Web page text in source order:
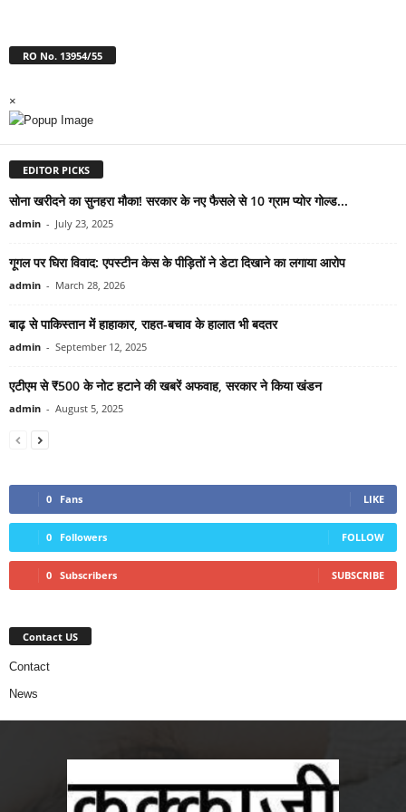
RO No. 13954/55
×
EDITOR PICKS
सोना खरीदने का सुनहरा मौका! सरकार के नए फैसले से 10 ग्राम प्योर गोल्ड...
admin - July 23, 2025
गूगल पर घिरा विवाद: एपस्टीन केस के पीड़ितों ने डेटा दिखाने का लगाया आरोप
admin - March 28, 2026
बाढ़ से पाकिस्तान में हाहाकार, राहत-बचाव के हालात भी बदतर
admin - September 12, 2025
एटीएम से ₹500 के नोट हटाने की खबरें अफवाह, सरकार ने किया खंडन
admin - August 5, 2025
0 Fans LIKE
0 Followers FOLLOW
0 Subscribers SUBSCRIBE
Contact US
Contact
News